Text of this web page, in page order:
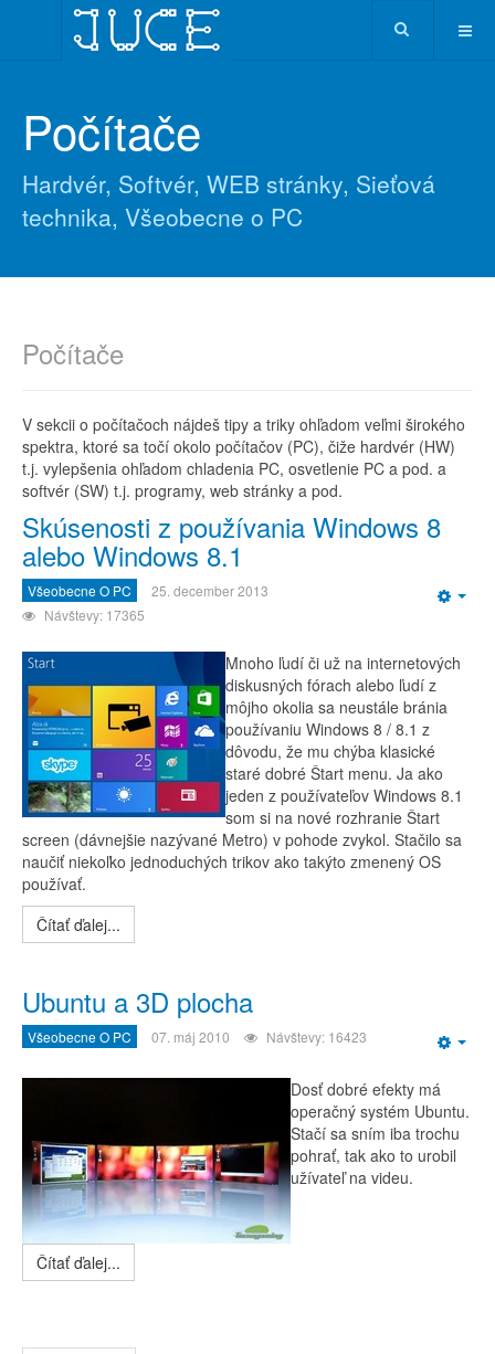
Počítače
Hardvér, Softvér, WEB stránky, Sieťová
technika, Všeobecne o PC
Počítače
V sekcii o počítačoch nájdeš tipy a triky ohľadom veľmi širokého
spektra, ktoré sa točí okolo počítačov (PC), čiže hardvér (HW)
t.j. vylepšenia ohľadom chladenia PC, osvetlenie PC a pod. a
softvér (SW) t.j. programy, web stránky a pod.
Skúsenosti z používania Windows 8
alebo Windows 8.1
Všeobecne O PC
25. december 2013
Návštevy: 17365
Mnoho ľudí či už na internetových
diskusných fórach alebo ľudí z
môjho okolia sa neustále bránia
používaniu Windows 8 / 8.1 z
dôvodu, že mu chýba klasické
staré dobré Štart menu. Ja ako
jeden z používateľov Windows 8.1
som si na nové rozhranie Štart
screen (dávnejšie nazývané Metro) v pohode zvykol. Stačilo sa
naučiť niekoľko jednoduchých trikov ako takýto zmenený OS
používať.
Čítať ďalej...
Ubuntu a 3D plocha
Všeobecne O PC 07. máj 2010 Návštevy: 16423
Dosť dobré efekty má
operačný systém Ubuntu.
Stačí sa sním iba trochu
pohrať, tak ako to urobil
užívateľ na videu.
Čítať ďalej...